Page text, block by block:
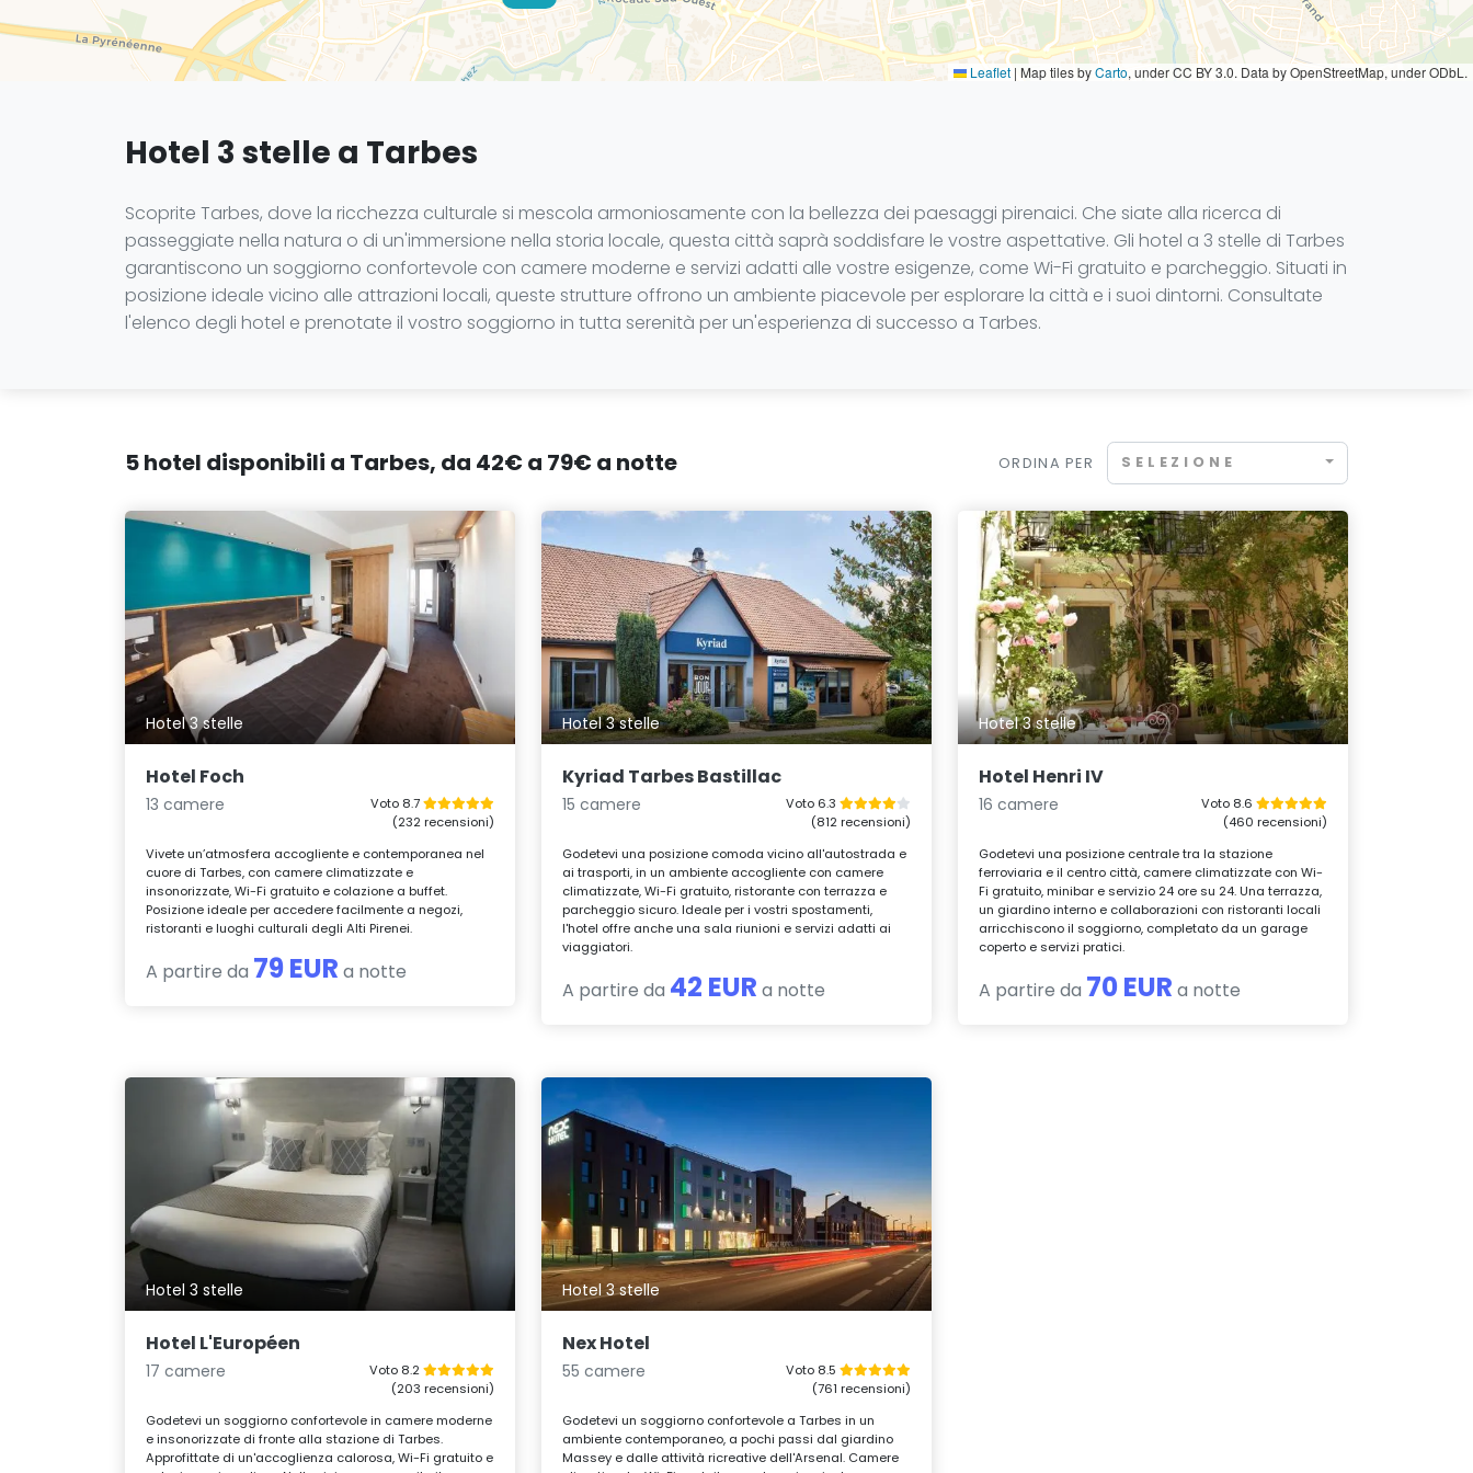
Leaflet | Map tiles byCarto, under CC BY 3.0. Data by OpenStreetMap, under ODbL.
Hotel 3 stelle a Tarbes
Scoprite Tarbes, dove la ricchezza culturale si mescola armoniosamente con la bellezza dei paesaggi pirenaici. Che siate alla ricerca di
passeggiate nella natura o di un'immersione nella storia locale, questa città saprà soddisfare le vostre aspettative. Gli hotel a 3 stelle di Tarbes
garantiscono un soggiorno confortevole con camere moderne e servizi adatti alle vostre esigenze, come Wi-Fi gratuito e parcheggio. Situati in
posizione ideale vicino alle attrazioni locali, queste strutture offrono un ambiente piacevole per esplorare la città e i suoi dintorni. Consultate
l'elenco degli hotel e prenotate il vostro soggiorno in tutta serenità per un'esperienza di successo a Tarbes.
5 hotel disponibili a Tarbes, da 42€ a 79€ a notte ORDINA PER SELEZIONE
Hotel 3 stelle
Hotel Foch
13 camere
Voto 8.7
(232 recensioni)
Vivete un’atmosfera accogliente e contemporanea nel
cuore di Tarbes, con camere climatizzate e
insonorizzate, Wi-Fi gratuito e colazione a buffet.
Posizione ideale per accedere facilmente a negozi,
ristoranti e luoghi culturali degli Alti Pirenei.
A partire da 79 EUR a notte
Hotel 3 stelle
Kyriad Tarbes Bastillac
15 camere
Voto 6.3
(812 recensioni)
Godetevi una posizione comoda vicino all'autostrada e
ai trasporti, in un ambiente accogliente con camere
climatizzate, Wi-Fi gratuito, ristorante con terrazza e
parcheggio sicuro. Ideale per i vostri spostamenti,
l'hotel offre anche una sala riunioni e servizi adatti ai
viaggiatori.
A partire da 42 EUR a notte
Hotel 3 stelle
Hotel Henri IV
16 camere
Voto 8.6
(460 recensioni)
Godetevi una posizione centrale tra la stazione
ferroviaria e il centro città, camere climatizzate con Wi-
Fi gratuito, minibar e servizio 24 ore su 24. Una terrazza,
un giardino interno e collaborazioni con ristoranti locali
arricchiscono il soggiorno, completato da un garage
coperto e servizi pratici.
A partire da 70 EUR a notte
Hotel 3 stelle
Hotel L'Européen
17 camere
Voto 8.2
(203 recensioni)
Godetevi un soggiorno confortevole in camere moderne
e insonorizzate di fronte alla stazione di Tarbes.
Approfittate di un'accoglienza calorosa, Wi-Fi gratuito e
Hotel 3 stelle
Nex Hotel
55 camere
Voto 8.5
(761 recensioni)
Godetevi un soggiorno confortevole a Tarbes in un
ambiente contemporaneo, a pochi passi dal giardino
Massey e dalle attività ricreative dell'Arsenal. Camere